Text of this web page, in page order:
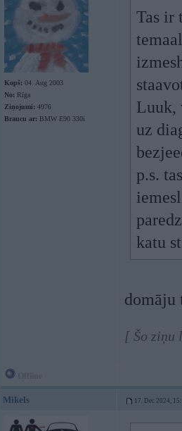
Kopš: 04. Aug 2003
No: Rīga
Ziņojumi: 4976
Braucu ar: BMW E90 330i
Tas ir
Luuk,
uz
p.s.
katu
domāju
[ Šo ziņu
Mikels 17. Dec 2024,